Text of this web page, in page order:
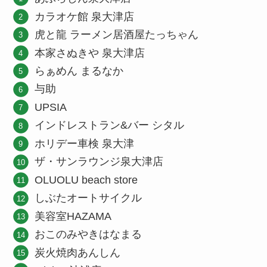
カラオケ館 泉大津店
虎と龍 ラーメン居酒屋たっちゃん
本家さぬきや 泉大津店
らぁめん まるなか
与助
UPSIA
インドレストラン&バー シタル
ホリデー車検 泉大津
ザ・サンラウンジ泉大津店
OLUOLU beach store
しぶたオートサイクル
美容室HAZAMA
おこのみやきはなまる
炭火焼肉あんしん